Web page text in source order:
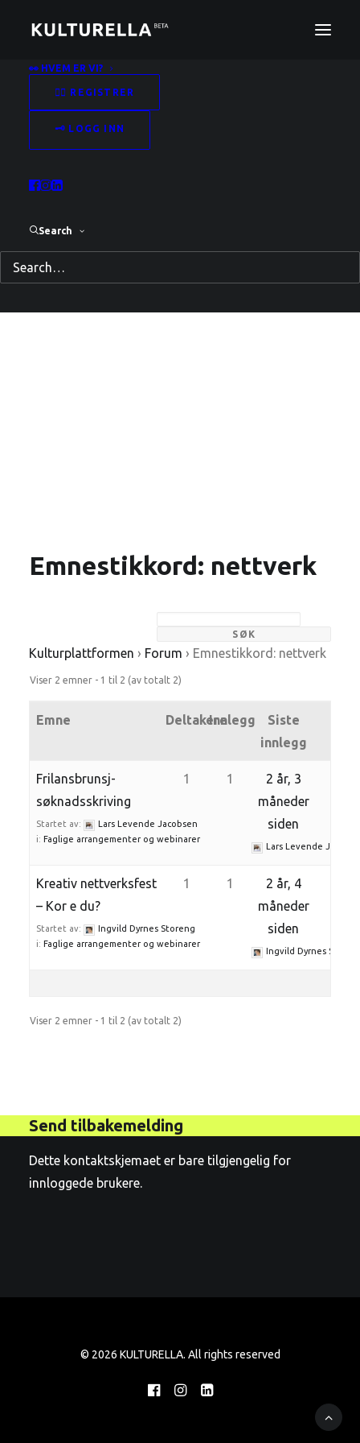
👀 HVEM ER VI?
✍🏻 REGISTRER
🗝️ LOGG INN
Search
Emnestikkord: nettverk
Home
Emnestikkord: nettverk
Kulturplattformen › Forum › Emnestikkord: nettverk
Viser 2 emner - 1 til 2 (av totalt 2)
Emne DeltakereInnlegg
Siste
innlegg
Frilansbrunsj-
søknadsskriving
Startet av:
Lars Levende Jacobsen
i: Faglige arrangementer og webinarer
1 1
2 år, 3
måneder
siden
Lars Levende
Kreativ nettverksfest
– Kor e du?
Startet av:
Ingvild Dyrnes Storeng
i: Faglige arrangementer og webinarer
1 1
2 år, 4
måneder
siden
Ingvild Dyrnes
Viser 2 emner - 1 til 2 (av totalt 2)
Send tilbakemelding
Dette kontaktskjemaet er bare tilgjengelig for
innloggede brukere.
© 2026 KULTURELLA. All rights reserved